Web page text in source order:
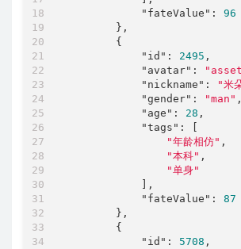
"fateValue" : 96
        },
        {
"id" : 2495 ,
"avatar" :
"nickname" : "米
"gender" : "man" ,
"age" : 28 ,
"tags" : [
"年龄相仿" ,
"本科" ,
"单身"
            ],
"fateValue" : 87
        },
        {
"id" : 5708 ,